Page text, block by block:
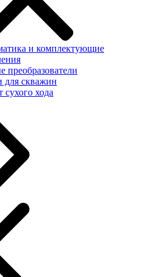
и комплектующие
преобразователи
для скважин
сухого хода